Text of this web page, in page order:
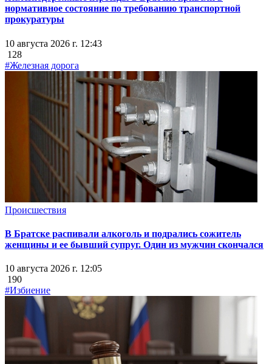
нормативное состояние по требованию транспортной
прокуратуры
10 августа 2026 г. 12:43
128
#Железная дорога
Происшествия
В Братске распивали алкоголь и подрались сожитель
женщины и ее бывший супруг. Один из мужчин скончался
10 августа 2026 г. 12:05
190
#Избиение